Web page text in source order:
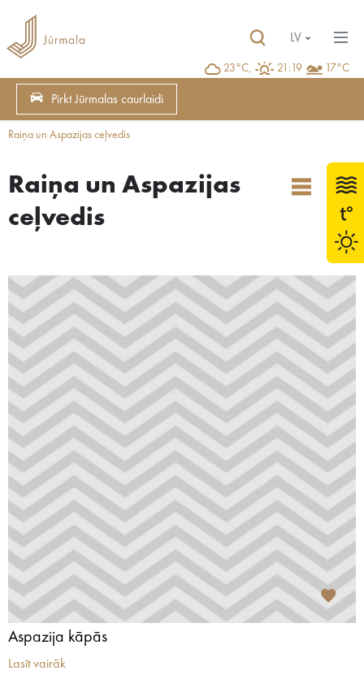
23°C, 21:19 17°C
LV
Pirkt Jūrmalas caurlaidi
Raiņa un Aspazijas ceļvedis
Raiņa un Aspazijas
ceļvedis
Aspazija kāpās
Lasīt vairāk